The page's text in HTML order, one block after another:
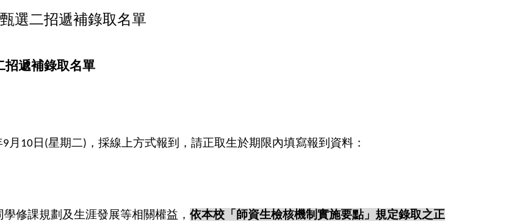
選二招遞補錄取名單
招遞補錄取名單
9 月 10 日 (星期二) ，採線上方式報到，請正取生於期限內填寫報到資料：
修課規劃及生涯發展等相關權益， 依本校「師資生檢核機制實施要點」規定錄取之正